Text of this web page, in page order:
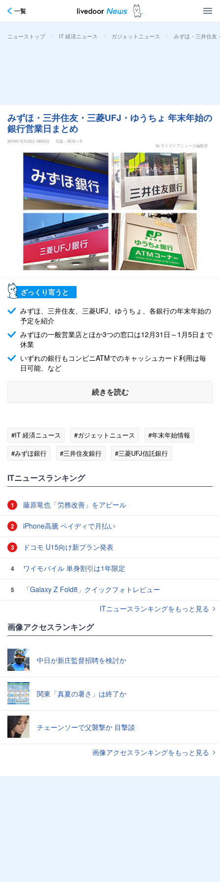
一覧
ニューストップ > IT 経済ニュース > ガジェットニュース > みずほ・三井住友
みずほ・三井住友・三菱UFJ・ゆうちょ 年末年始の
銀行営業日まとめ
2019年12月22日 18時0分
写真：BCN＋R
by ライブドアニュース編集部
ざっくり言うと
みずほ、三井住友、三菱UFJ、ゆうちょ、各銀行の年末年始の
予定を紹介
みずほの一般営業店とほか3つの窓口は12月31日～1月5日まで
休業
いずれの銀行もコンビニATMでのキャッシュカード利用は毎
日可能、など
続きを読む
#IT 経済ニュース #ガジェットニュース
#年末年始情報
#みずほ銀行
#三井住友銀行
#三菱UFJ信託銀行
ITニュースランキング
1 藤原竜也「労務改善」をアピール
2 iPhone高騰 ペイディで月払い
3 ドコモ U15向け新プラン発表
4 ワイモバイル 単身割引は1年限定
5
「Galaxy Z Fold8」クイックフォトレビュー
ITニュースランキングをもっと見る
画像アクセスランキング
中日が新庄監督招聘を検討か
関東「真夏の暑さ」は終了か
チェーンソーで父襲撃か 目撃談
画像アクセスランキングをもっと見る